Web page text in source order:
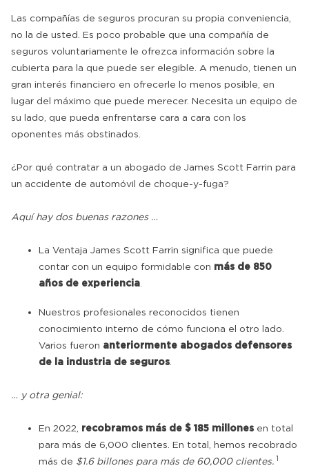
Las compañías de seguros procuran su propia conveniencia,
no la de usted. Es poco probable que una compañía de
seguros voluntariamente le ofrezca información sobre la
cubierta para la que puede ser elegible. A menudo, tienen un
gran interés financiero en ofrecerle lo menos posible, en
lugar del máximo que puede merecer. Necesita un equipo de
su lado, que pueda enfrentarse cara a cara con los
oponentes más obstinados.
¿Por qué contratar a un abogado de James Scott Farrin para
un accidente de automóvil de choque-y-fuga?
Aquí hay dos buenas razones …
La Ventaja James Scott Farrin significa que puede
contar con un equipo formidable con más de 850
años de experiencia
Nuestros profesionales reconocidos tienen
conocimiento interno de cómo funciona el otro lado.
Varios fueron anteriormente abogados defensores
de la industria de seguros
… y otra genial:
En 2022, recobramos más de $ 185 millones en total
para más de 6,000 clientes. En total, hemos recobrado
más de $1.6 billones para más de 60,000 clientes. 1